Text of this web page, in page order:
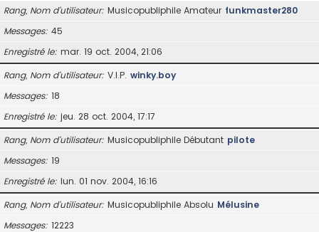
Rang, Nom d’utilisateur Musicopubliphile Amateur funkmaster280
Messages 45
Enregistré le mar. 19 oct. 2004, 21:06
Rang, Nom d’utilisateur V.I.P. winky.boy
Messages 18
Enregistré le jeu. 28 oct. 2004, 17:17
Rang, Nom d’utilisateur Musicopubliphile Débutant pilote
Messages 19
Enregistré le lun. 01 nov. 2004, 16:16
Rang, Nom d’utilisateur Musicopubliphile Absolu Mélusine
Messages 12223